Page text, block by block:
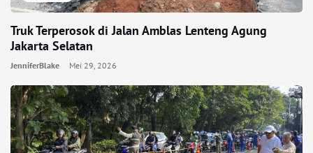
Truk Terperosok di Jalan Amblas Lenteng Agung
Jakarta Selatan
JenniferBlake Mei 29, 2026